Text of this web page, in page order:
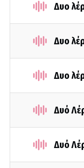
Δυο
Δυο
Δυο
Δυό
Δυό